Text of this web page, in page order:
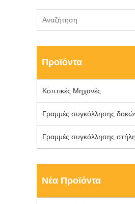
Προϊόντα
Κοπτικές Μηχανές
Γραμμές συγκόλλησης
Γραμμές συγκόλλησης
Νέα Προϊόντα